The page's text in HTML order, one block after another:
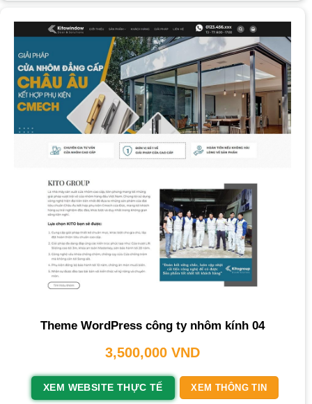
Theme WordPress công ty nhôm kính 04
3,500,000 VND
XEM WEBSITE THỰC TẾ XEM THÔNG TIN